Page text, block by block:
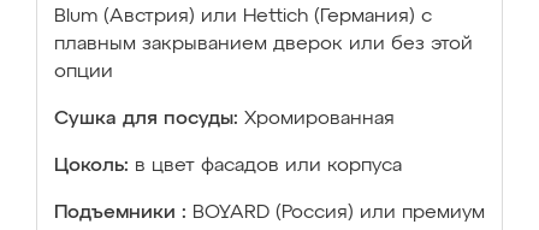
Blum (Австрия) или Hettich (Германия) с
плавным закрыванием дверок или без этой
опции
Сушка для посуды: Хромированная
Цоколь: в цвет фасадов или корпуса
Подъемники : BOYARD (Россия) или премиум